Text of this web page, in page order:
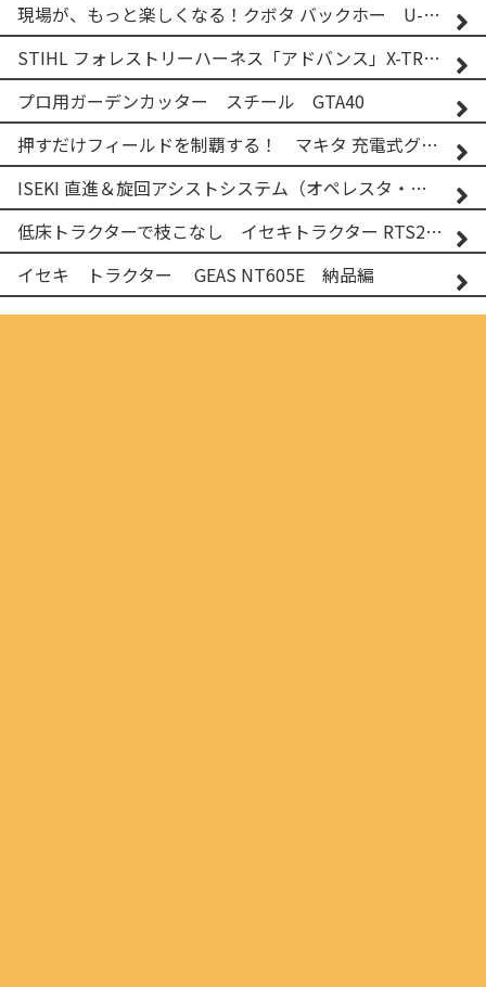
現場が、もっと楽しくなる！クボタ バックホー U-25-3A
STIHL フォレストリーハーネス「アドバンス」X-TREEm
プロ用ガーデンカッター スチール GTA40
押すだけフィールドを制覇する！ マキタ 充電式グランドトリマー MUG001G
ISEKI 直進＆旋回アシストシステム（オペレスタ・ターン）搭載 イセキ 乗用田植機 PRJ8D-ZJL
低床トラクターで枝こなし イセキトラクター RTS205NS & フレールモア FNC1202F
イセキ トラクター GEAS NT605E 納品編